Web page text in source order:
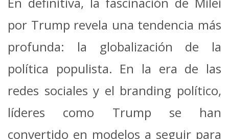
por Trump revela una tendencia más
profunda: la globalización de la
política populista. En la era de las
redes sociales y el branding político,
líderes como Trump se han
convertido en modelos a seguir para